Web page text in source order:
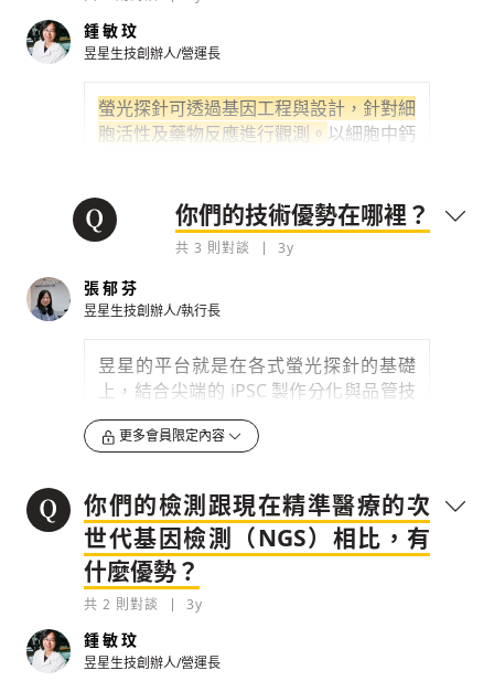
究的倫理問題，
啟了醫學界對 iPSC 應用於醫療的想像與
iPSC 其中之一應用，是透過 iPSC 分化出
人類類器官細胞以及疾病模型，再測試其
界、學界，以及研發新藥的藥廠廣泛應
用。
現。海洋生物科學家下村脩教授
年從深海水母身上發現綠色螢光蛋白
得靈感，發展出「分子探針」
（molecular probe）的概念。錢永健與
他的研發團隊，研發出多種螢光分子探
針，來觀測細胞的活動
爾化學獎。其中最為人知的一個就是錢永
健與團隊成員宮脇敦史共同發表的「變色
龍（Cameleon）」螢光探針。而宮脇敦
史的學生永井健治，就是我在日本攻讀博
士學位的指導教授。
0
鍾敏玟
昱星生技創辦人/營運長
螢光探針可透過基因工程與設計，針對細
胞活性及藥物反應進行觀測。以細胞中鈣
度之變化，我們就可以對細胞進行動態與
即時的觀測。另外，鈣離子濃度與細胞的
電子訊號或生理訊號的傳遞具有密切關
係，研究人員可以依據這些變化，了解細
胞的活動或各種反應。
針，觀察 iPSC 所分化之類器官細胞，於
不同疾病模型下，對藥物或病毒的反應。
0 3y
你們的技術優勢在哪裡？
共 3 則對談 3y
張郁芬
昱星生技創辦人/執行長
昱星的平台就是在各式螢光探針的基礎
上，結合尖端的 iPSC 製作分化與品管技
術，以及病毒基因工程、載體設計和基因
編輯（CRISPR）建構技術，發展出公司
這個檢測平台，可以檢測到最接近人體對
藥物的真實反應結果，作為精準醫療、新
藥篩選、病毒檢測等相關應用。
0
更多會員限定內容
你們的檢測跟現在精準醫療的次
世代基因檢測（NGS）相比，有
什麼優勢？
共 2 則對談 3y
鍾敏玟
昱星生技創辦人/營運長